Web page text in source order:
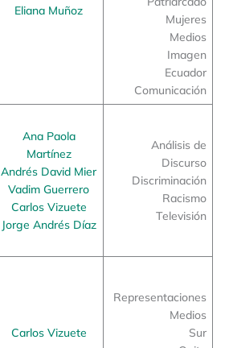
Eliana Muñoz
Mujeres
Medios
Imagen
Ecuador
Comunicación
Ana Paola
Martínez
Andrés David Mier
Vadim Guerrero
Carlos Vizuete
Jorge Andrés Díaz
Análisis de
Discurso
Discriminación
Racismo
Televisión
Carlos Vizuete
Representaciones
Medios
Sur